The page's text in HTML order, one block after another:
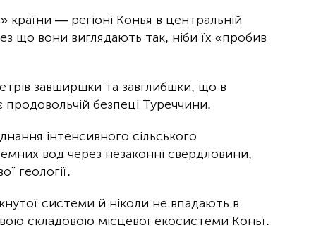
країни — регіоні Конья в центральній
що вони виглядають так, ніби їх «пробив
завширшки та завглибшки, що в
безпеці Туреччини.
інтенсивного сільського
вод через незаконні свердловини,
геології.
системи й ніколи не впадають в
складовою місцевої екосистеми Коньї.